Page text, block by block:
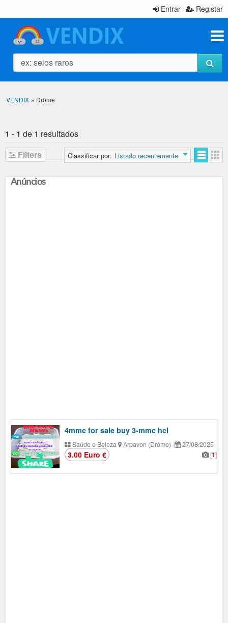
Entrar Registar
ex: selos raros
VENDIX » Drôme
1 - 1 de 1 resultados
Filters
Classificar por: Listado recentemente
Anúncios
4mmc for sale buy 3-mmc hcl
Saúde e Beleza Arpavon (Drôme) -
27/08/2025
[1]
3.00 Euro €